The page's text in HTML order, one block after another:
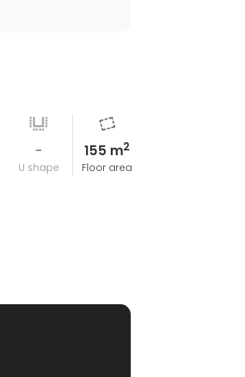
-
U shape
155 m2
Floor area